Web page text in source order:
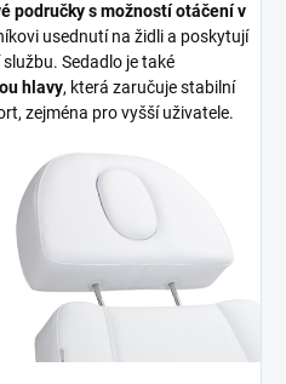
područky s možností otáčení v
usednutí na židli a poskytují
Sedadlo je také
hlavy, která zaručuje stabilní
zejména pro vyšší uživatele.